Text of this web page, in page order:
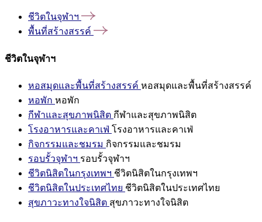
ชีวิตในจุฬาฯ
พื้นที่สร้างสรรค์
ชีวิตในจุฬาฯ
หอสมุดและพื้นที่สร้างสรรค์ หอสมุดและพื้นที่สร้างสรรค์
หอพัก หอพัก
กีฬาและสุขภาพนิสิต กีฬาและสุขภาพนิสิต
โรงอาหารและคาเฟ่ โรงอาหารและคาเฟ่
กิจกรรมและชมรม กิจกรรมและชมรม
รอบรั้วจุฬาฯ รอบรั้วจุฬาฯ
ชีวิตนิสิตในกรุงเทพฯ ชีวิตนิสิตในกรุงเทพฯ
ชีวิตนิสิตในประเทศไทย ชีวิตนิสิตในประเทศไทย
สุขภาวะทางใจนิสิต สุขภาวะทางใจนิสิต